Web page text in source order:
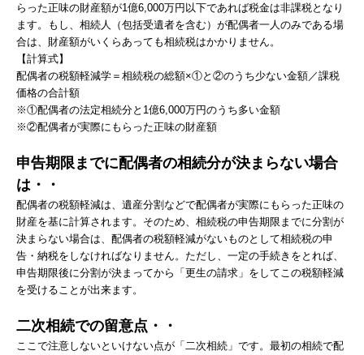
らった正味の財産額が1億6,000万円以下であれば税金は非課税となり
ます。もし、相続人（包括受遺者を含む）が配偶者一人のみである場
合は、財産額がいくらあっても相続税はかかりません。
【計算式】
配偶者の税額軽減学＝相続税の総額×①と②のうち少ない金額／課税
価格の合計額
※①配偶者の法定相続分と1億6,000万円のうち多い金額
※②配偶者が実際にもらった正味の財産額
申告期限までに配偶者の相続分が決まらない場合
は・・
配偶者の税額軽減は、遺産分割などで配偶者が実際にもらった正味の
財産を基に計算されます。そのため、相続税の申告期限までに分割が
決まらない場合は、配偶者の税額軽減がないものとして相続税の申
告・納税をしなければなりません。ただし、一定の手続きをとれば、
申告期限後に分割が決まってから「更生の請求」をしてこの税額軽減
を受けることが出来ます。
二次相続での留意点・・
ここで注意しないといけない点が「二次相続」です。最初の相続で配